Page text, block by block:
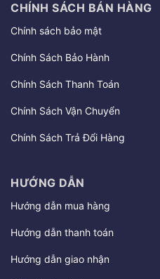
CHÍNH SÁCH BÁN HÀNG
Chính sách bảo mật
Chính Sách Bảo Hành
Chính Sách Thanh Toán
Chính Sách Vận Chuyển
Chính Sách Trả Đổi Hàng
HƯỚNG DẪN
Hướng dẫn mua hàng
Hướng dẫn thanh toán
Hướng dẫn giao nhận